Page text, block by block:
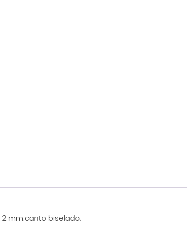
mm.canto biselado.